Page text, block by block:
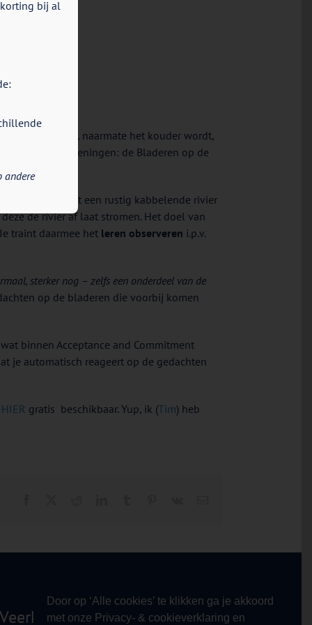
Door op ‘Alle cookies’ te klikken ga je akkoord
met onze Privacy- & cookieverklaring en
te krijgen en, naarmate het kouder wordt,
ACT-oefeningen: de Bladeren op de
dat je naast een rustig kabbelende rivier
de rivier af laat stromen. Het doel van
traint daarmee het leren observeren i.p.v.
sterker nog – zelfs een onderdeel van de
op de bladeren die voorbij komen
binnen Acceptance and Commitment
je automatisch reageert op de gedachten
HIER gratis beschikbaar. Yup, ik (Tim) heb
bij al
andere